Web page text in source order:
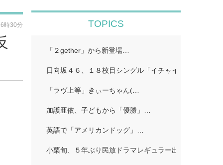
時30分 TOPICS
「２gether」から新登場…
日向坂４６、１８枚目シングル「イチャイチャ虫」…
「ラヴ上等」きぃーちゃん(…
加護亜依、子どもから「優勝」…
英語で「アメリカンドッグ」…
小栗旬、５年ぶり民放ドラマレギュラー出演…